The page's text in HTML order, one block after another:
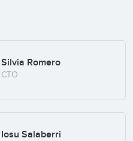
Silvia Romero
CTO
Iosu Salaberri